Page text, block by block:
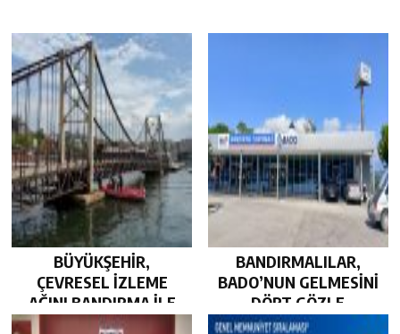
BÜYÜKŞEHİR,
ÇEVRESEL İZLEME
AĞINI BANDIRMA İLE
GÜÇLENDİRDİ…
BANDIRMALILAR,
BADO’NUN GELMESİNİ
DÖRT GÖZLE
BEKLİYOR…